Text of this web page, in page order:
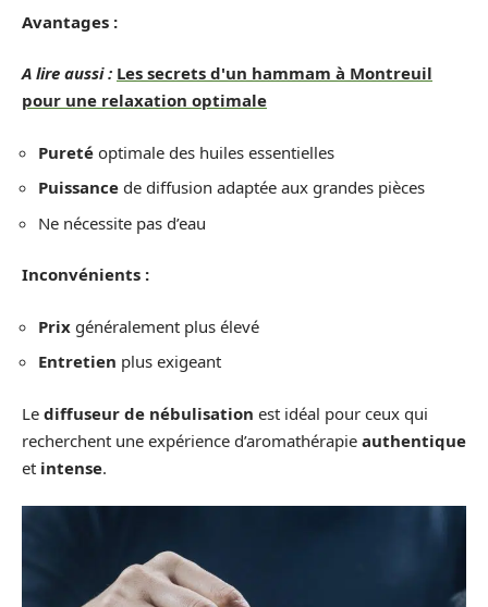
Avantages :
A lire aussi : Les secrets d'un hammam à Montreuil
pour une relaxation optimale
Pureté optimale des huiles essentielles
Puissance de diffusion adaptée aux grandes pièces
Ne nécessite pas d’eau
Inconvénients :
Prix généralement plus élevé
Entretien plus exigeant
Le diffuseur de nébulisation est idéal pour ceux qui
recherchent une expérience d’aromathérapie authentique
et intense.